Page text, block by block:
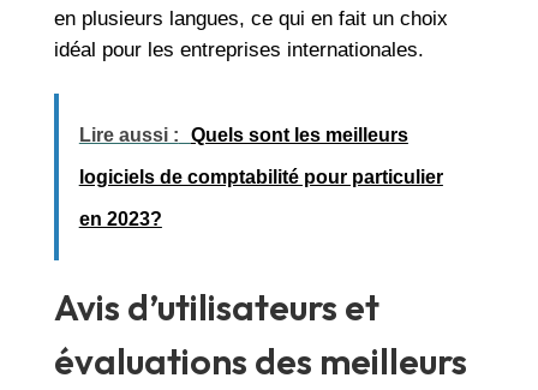
en plusieurs langues, ce qui en fait un choix
idéal pour les entreprises internationales.
Lire aussi : Quels sont les meilleurs
logiciels de comptabilité pour particulier
en 2023?
Avis d’utilisateurs et
évaluations des meilleurs